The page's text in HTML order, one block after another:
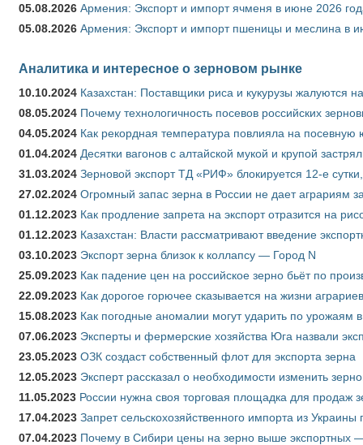
05.08.2026 Армения: Экспорт и импорт ячменя в июне 2026
05.08.2026 Армения: Экспорт и импорт пшеницы и меслина в
Аналитика и интересное о зерновом рынке
10.10.2024 Казахстан: Поставщики риса и кукурузы жалуются
08.05.2024 Почему технологичность посевов российских
04.05.2024 Как рекордная температура повлияла на
01.04.2024 Десятки вагонов с алтайской мукой и крупой
31.03.2024 Зерновой экспорт ТД «РИФ» блокируется 12-е
27.02.2024 Огромный запас зерна в России не дает аграриям
01.12.2023 Как продление запрета на экспорт отразится на
01.12.2023 Казахстан: Власти рассматривают введение
03.10.2023 Экспорт зерна близок к коллапсу — Город N
25.09.2023 Как падение цен на российское зерно бьёт по
22.09.2023 Как дорогое горючее сказывается на жизни аграриев
15.08.2023 Как погодные аномалии могут ударить по урожаям
07.06.2023 Эксперты и фермерские хозяйства Юга назвали
23.05.2023 ОЗК создаст собственный флот для экспорта зерна
12.05.2023 Эксперт рассказал о необходимости изменить
11.05.2023 России нужна своя торговая площадка для продаж
17.04.2023 Запрет сельскохозяйственного импорта из
07.04.2023 Почему в Сибири цены на зерно выше экспортных